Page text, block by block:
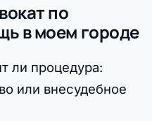
по
в моем городе
ли процедура:
или внесудебное